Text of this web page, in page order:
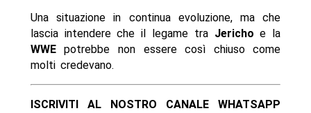
Una situazione in continua evoluzione, ma che
lascia intendere che il legame tra Jericho e la
WWEpotrebbe non essere così chiuso come
molti credevano.
ISCRIVITI AL NOSTRO CANALE WHATSAPP